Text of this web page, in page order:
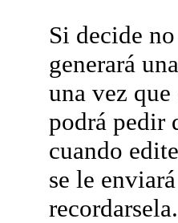
Si decide
generará
una vez
podrá pedir
cuando
se le
recordarsela.